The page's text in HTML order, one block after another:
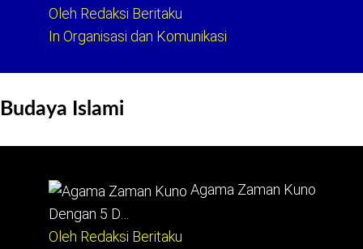
Oleh Redaksi Beritaku
In Organisasi dan Komunikasi
Budaya Islami
Agama Zaman Kuno
Dengan 5 D…
Oleh Redaksi Beritaku